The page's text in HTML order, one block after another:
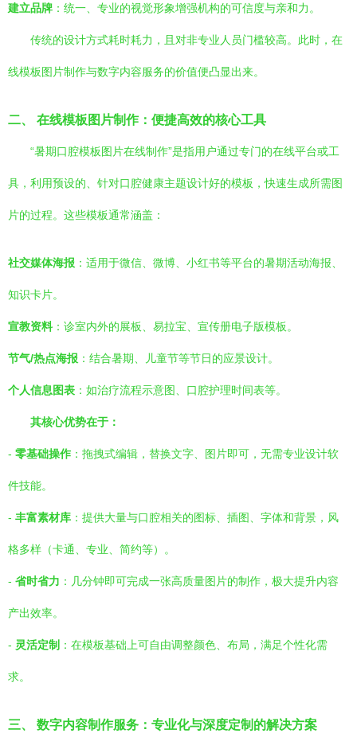
建立品牌 ：统一、专业的视觉形象增强机构的可信度与亲和力。
传统的设计方式耗时耗力，且对非专业人员门槛较高。此时，在
线模板图片制作与数字内容服务的价值便凸显出来。
二、 在线模板图片制作：便捷高效的核心工具
“暑期口腔模板图片在线制作”是指用户通过专门的在线平台或工
具，利用预设的、针对口腔健康主题设计好的模板，快速生成所需图
片的过程。这些模板通常涵盖：
社交媒体海报 ：适用于微信、微博、小红书等平台的暑期活动海报、
知识卡片。
宣教资料 ：诊室内外的展板、易拉宝、宣传册电子版模板。
节气/热点海报 ：结合暑期、儿童节等节日的应景设计。
个人信息图表 ：如治疗流程示意图、口腔护理时间表等。
其核心优势在于：
- 零基础操作 ：拖拽式编辑，替换文字、图片即可，无需专业设计软
件技能。
- 丰富素材库 ：提供大量与口腔相关的图标、插图、字体和背景，风
格多样（卡通、专业、简约等）。
- 省时省力 ：几分钟即可完成一张高质量图片的制作，极大提升内容
产出效率。
- 灵活定制 ：在模板基础上可自由调整颜色、布局，满足个性化需
求。
三、 数字内容制作服务：专业化与深度定制的解决方案